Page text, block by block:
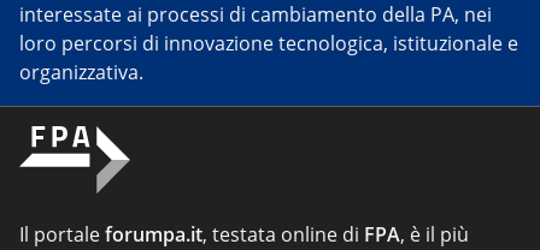
interessate ai processi di cambiamento della PA, nei
loro percorsi di innovazione tecnologica, istituzionale e
organizzativa.
Il portaleforumpa.it, testata online di FPA, è il più